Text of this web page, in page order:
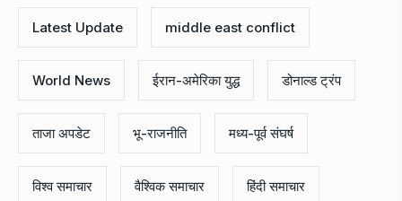
Latest Update middle east conflict
World News ईरान-अमेरिका युद्ध डोनाल्ड ट्रंप
ताजा अपडेट भू-राजनीति मध्य-पूर्व संघर्ष
विश्व समाचार वैश्विक समाचार हिंदी समाचार